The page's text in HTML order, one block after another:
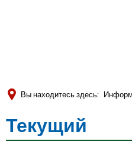
Вы находитесь здесь:
Текущий
Текущий